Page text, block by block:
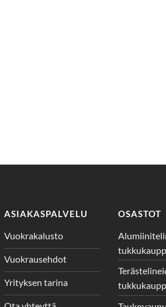
ASIAKASPALVELU
Vuokrakalusto
Vuokrausehdot
Yrityksen tarina
OSASTOT